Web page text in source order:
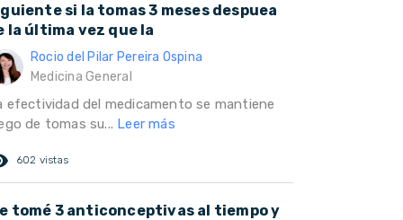
si la tomas 3 meses despuea
la última vez que la
Rocio del Pilar Pereira Ospina
Medicina General
efectividad del medicamento se mantiene
de tomas su... Leer más
602 vistas
tomé 3 anticonceptivas al tiempo y